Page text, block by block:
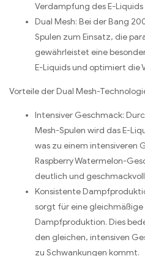
Verdampfung des E-
Dual Mesh: Bei der Bang
Spulen zum Einsatz, die
gewährleistet eine
E-Liquids und optimiert die
Vorteile der Dual Mesh-
Intensiver Geschmack:
Mesh-Spulen wird das E-
was zu einem intensiveren
Raspberry Watermelon-
deutlich und
Konsistente
sorgt für eine
Dampfproduktion. Dies
den gleichen, intensiven
zu Schwankungen kommt.